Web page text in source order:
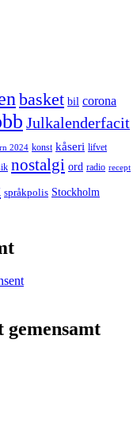
basket bil corona
Julkalenderfacit
2024 konst kåseri lifvet
nostalgi ord radio recept
språkpolis Stockholm
gemensamt